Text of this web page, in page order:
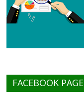
FACEBOOK PAGE